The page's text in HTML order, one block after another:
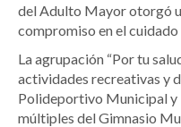
del Adulto Mayor otorgó
compromiso en el cuidado
La agrupación “Por tu
actividades recreativas y
Polideportivo Municipal y
múltiples del Gimnasio